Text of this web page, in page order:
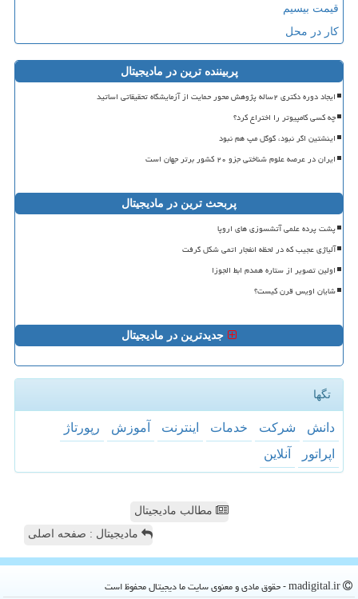
قیمت بیسیم
کار در محل
پربیننده ترین در مادیجیتال
ایجاد دوره دکتری ۲ساله پژوهش محور حمایت از آزمایشگاه تحقیقاتی اساتید
چه کسی کامپیوتر را اختراع کرد؟
اینشتین اگر نبود، گوگل مپ هم نبود
ایران در عرصه علوم شناختی جزو ۲۰ کشور برتر جهان است
پربحث ترین در مادیجیتال
پشت پرده علمی آتشسوزی های اروپا
آلیاژی عجیب که در لحظه انفجار اتمی شکل گرفت
اولین تصویر از ستاره همدم ابط الجوزا
شایان اویس قرن کیست؟
جدیدترین در مادیجیتال
تگها
دانش شركت خدمات اینترنت آموزش
رپورتاژ
اپراتور
آنلاین
مطالب مادیجیتال
مادیجیتال : صفحه اصلی